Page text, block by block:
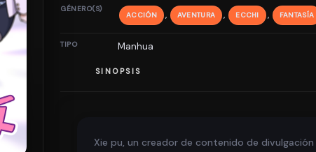
GÉNERO(S)
ACCIÓN , AVENTURA , ECCHI , FANTASÍA
TIPO Manhua
SINOPSIS
Xie pu, un creador de contenido de